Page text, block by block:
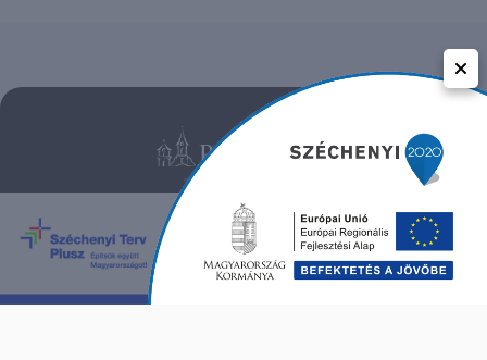
Közérdekű adatok
Adatvédelem
Impresszum